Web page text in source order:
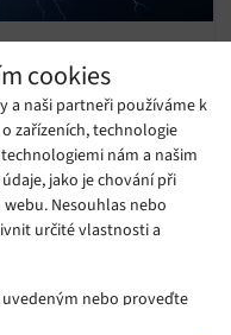
cookies
a naši partneři používáme k
zařízeních, technologie
nám a našim
jako je chování při
Nesouhlas nebo
určité vlastnosti a
nebo proveďte
použity pouze na tomto
úderu blesku do země
Mají však dvě